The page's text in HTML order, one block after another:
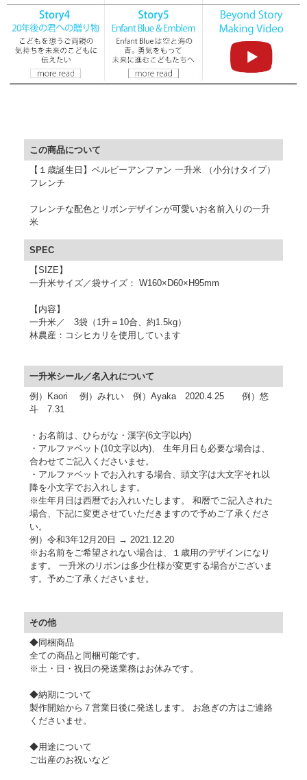
この商品について
【１歳誕生日】ベルビーアンファン 一升米 （小分けタイプ）
フレンチ
フレンチな配色とリボンデザインが可愛いお名前入りの一升
米
SPEC
【SIZE】
一升米サイズ／袋サイズ： W160×D60×H95mm
【内容】
一升米／ 3袋（1升＝10合、約1.5kg）
林農産：コシヒカリを使用しています
一升米シール／名入れについて
例）Kaori 例）みれい 例）Ayaka 2020.4.25 例）悠
斗 7.31
・お名前は、ひらがな・漢字(6文字以内)
・アルファベット(10文字以内)、 生年月日も必要な場合は、
合わせてご記入くださいませ。
・アルファベットでお入れする場合、頭文字は大文字それ以
降を小文字でお入れします。
※生年月日は西暦でお入れいたします。
和暦でご記入された
場合、下記に変更させていただきますので予めご了承くださ
い。
例）令和3年12月20日 → 2021.12.20
※お名前をご希望されない場合は、１歳用のデザインになり
ます。
一升米のリボンは多少仕様が変更する場合がございま
す。予めご了承くださいませ。
その他
◆同梱商品
全ての商品と同梱可能です。
※土・日・祝日の発送業務はお休みです。
◆納期について
製作開始から７営業日後に発送します。 お急ぎの方はご連絡
くださいませ。
◆用途について
ご出産のお祝いなど